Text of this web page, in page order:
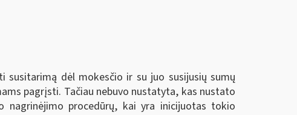
dėl mokesčio ir su juo susijusių sumų
pagrįsti. Tačiau nebuvo nustatyta, kas nustato
procedūrų, kai yra inicijuotas tokio